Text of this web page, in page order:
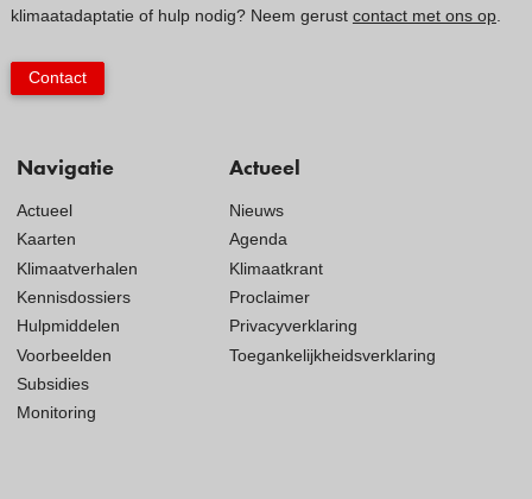
Navigatie
Actueel
Kaarten
Klimaatverhalen
Kennisdossiers
Hulpmiddelen
Voorbeelden
Subsidies
Monitoring
Actueel
Nieuws
Agenda
Klimaatkrant
Proclaimer
Privacyverklaring
Toegankelijkheidsverklaring
klimaatadaptatie of hulp nodig? Neem gerust contact met ons op.
Contact